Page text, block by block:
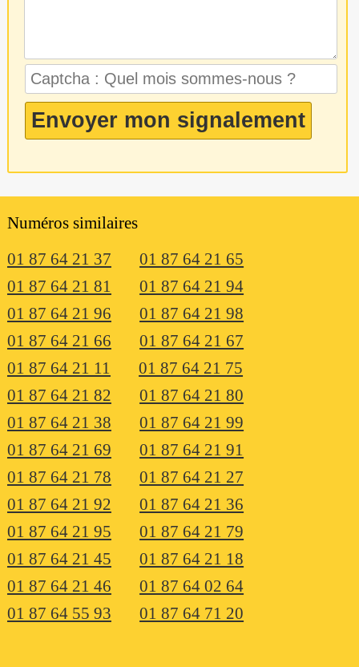
Numéros similaires
01 87 64 21 37
01 87 64 21 65
01 87 64 21 81
01 87 64 21 94
01 87 64 21 96
01 87 64 21 98
01 87 64 21 66
01 87 64 21 67
01 87 64 21 11
01 87 64 21 75
01 87 64 21 82
01 87 64 21 80
01 87 64 21 38
01 87 64 21 99
01 87 64 21 69
01 87 64 21 91
01 87 64 21 78
01 87 64 21 27
01 87 64 21 92
01 87 64 21 36
01 87 64 21 95
01 87 64 21 79
01 87 64 21 45
01 87 64 21 18
01 87 64 21 46
01 87 64 02 64
01 87 64 55 93
01 87 64 71 20